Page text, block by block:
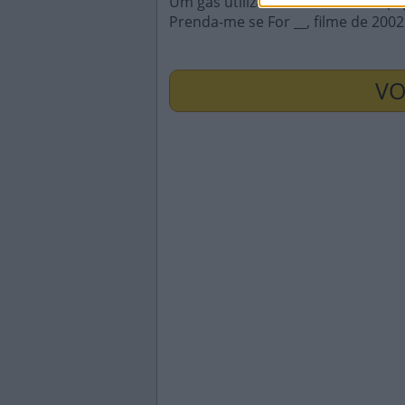
Prenda-me se For __, filme de